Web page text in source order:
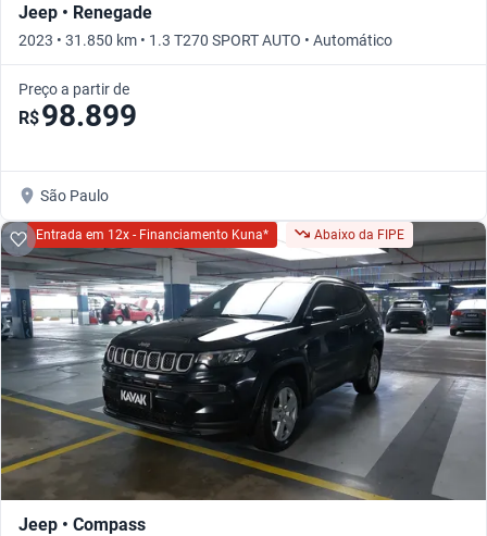
Jeep • Renegade
2023 • 31.850 km • 1.3 T270 SPORT AUTO • Automático
Preço a partir de
R$98.899
São Paulo
Entrada em 12x - Financiamento Kuna* Abaixo da FIPE
Jeep • Compass